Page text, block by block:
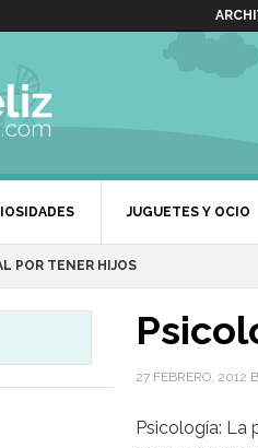
JUGUETES Y OCIO
POR TENER HIJOS
27 FEBRERO, 2012
Psicología: La